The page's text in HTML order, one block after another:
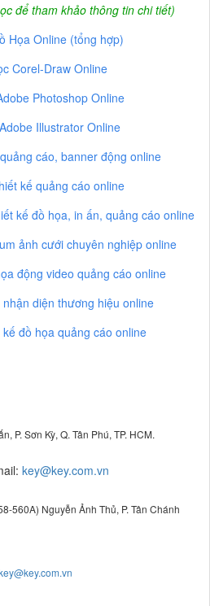
để tham khảo thông tin chi tiết)
Họa Online (tổng hợp)
Corel-Draw Online
Photoshop Online
Illustrator Online
cáo, banner động online
kế quảng cáo online
kế đồ họa, in ấn, quảng cáo online
ảnh cưới chuyên nghiệp online
động video quảng cáo online
diện thương hiệu online
đồ họa quảng cáo online
P. Sơn Kỳ, Q. Tân Phú, TP. HCM.
key@key.com.vn
560A) Nguyễn Ảnh Thủ, P. Tân Chánh